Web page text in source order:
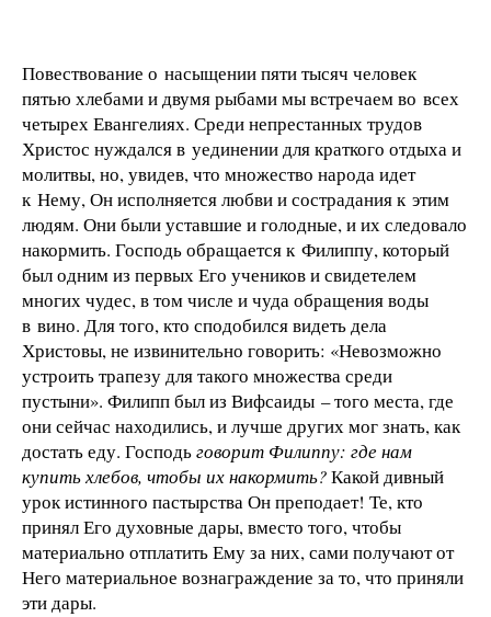
Повествование о насыщении пяти тысяч человек
пятью хлебами и двумя рыбами мы встречаем во всех
четырех Евангелиях. Среди непрестанных трудов
Христос нуждался в уединении для краткого отдыха и
молитвы, но, увидев, что множество народа идет
к Нему, Он исполняется любви и сострадания к этим
людям. Они были уставшие и голодные, и их следовало
накормить. Господь обращается к Филиппу, который
был одним из первых Его учеников и свидетелем
многих чудес, в том числе и чуда обращения воды
в вино. Для того, кто сподобился видеть дела
Христовы, не извинительно говорить: «Невозможно
устроить трапезу для такого множества среди
пустыни». Филипп был из Вифсаиды – того места, где
они сейчас находились, и лучше других мог знать, как
достать еду. Господьговорит Филиппу: где нам
купить хлебов, чтобы их накормить?Какой дивный
урок истинного пастырства Он преподает! Те, кто
принял Его духовные дары, вместо того, чтобы
материально отплатить Ему за них, сами получают от
Него материальное вознаграждение за то, что приняли
эти дары.